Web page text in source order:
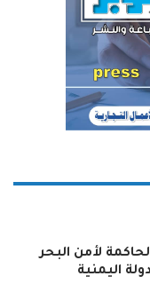
لأمن البحر
اليمنية